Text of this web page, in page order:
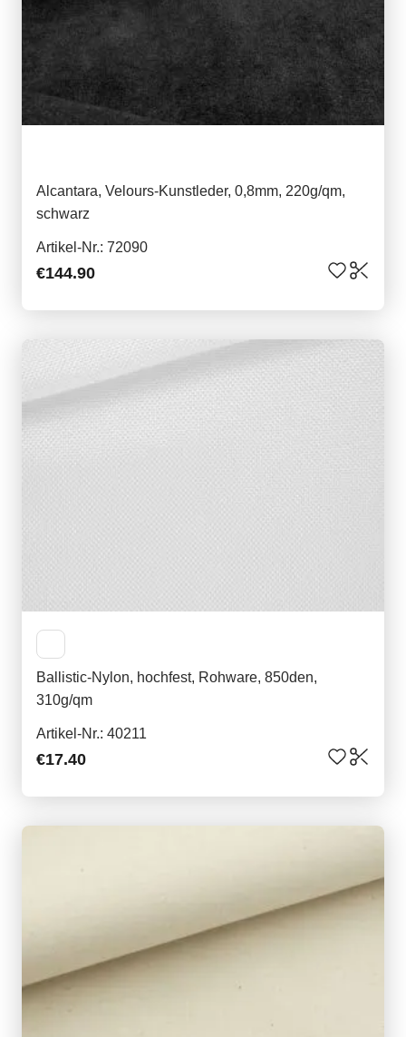
Alcantara, Velours-Kunstleder, 0,8mm, 220g/qm,
schwarz
Artikel-Nr.: 72090
€144.90
Ballistic-Nylon, hochfest, Rohware, 850den,
310g/qm
Artikel-Nr.: 40211
€17.40